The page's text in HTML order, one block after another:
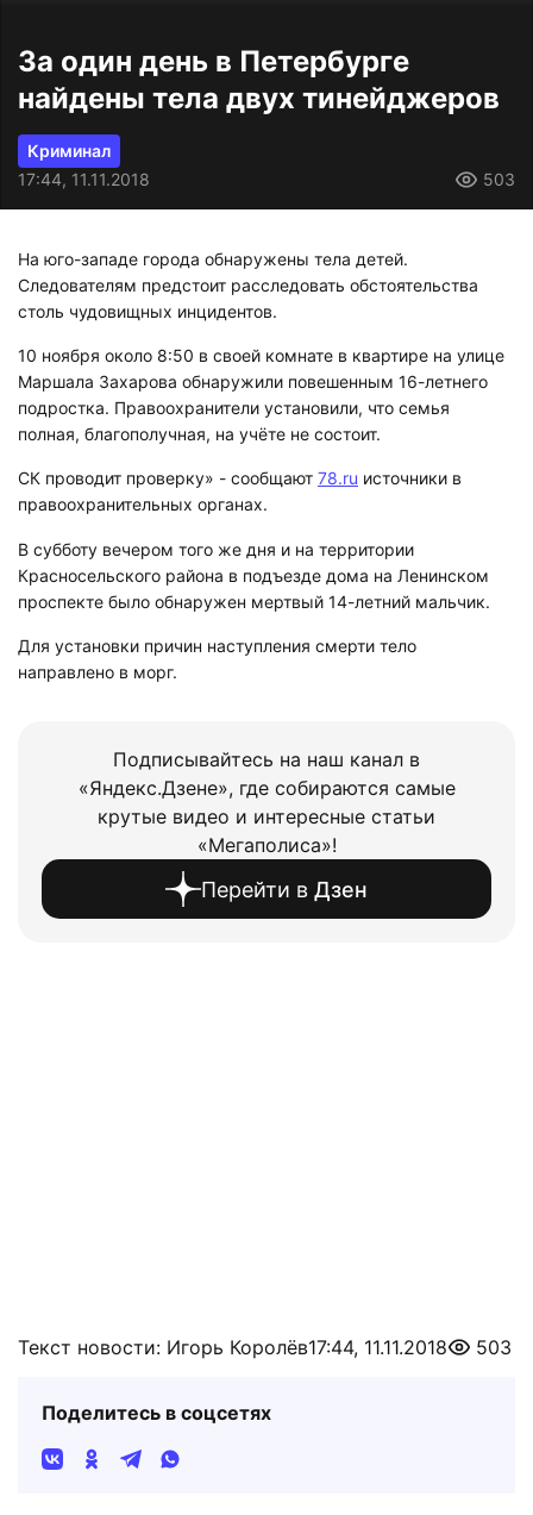
За один день в Петербурге
найдены тела двух тинейджеров
Криминал
17:44, 11.11.2018
503
На юго-западе города обнаружены тела детей.
Следователям предстоит расследовать обстоятельства
столь чудовищных инцидентов.
10 ноября около 8:50 в своей комнате в квартире на улице
Маршала Захарова обнаружили повешенным 16-летнего
подростка. Правоохранители установили, что семья
полная, благополучная, на учёте не состоит.
СК проводит проверку» - сообщают 78.ru источники в
правоохранительных органах.
В субботу вечером того же дня и на территории
Красносельского района в подъезде дома на Ленинском
проспекте было обнаружен мертвый 14-летний мальчик.
Для установки причин наступления смерти тело
направлено в морг.
Подписывайтесь на наш канал в
«Яндекс.Дзене», где собираются самые
крутые видео и интересные статьи
«Мегаполиса»!
Перейти в Дзен
Текст новости: Игорь Королёв17:44, 11.11.2018 503
Поделитесь в соцсетях